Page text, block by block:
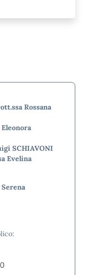
Rossana
SCHIAVONI
Evelina